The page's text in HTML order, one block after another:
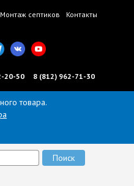
Монтаж септиков
Контакты
20-50 8 (812) 962-71-30
товара.